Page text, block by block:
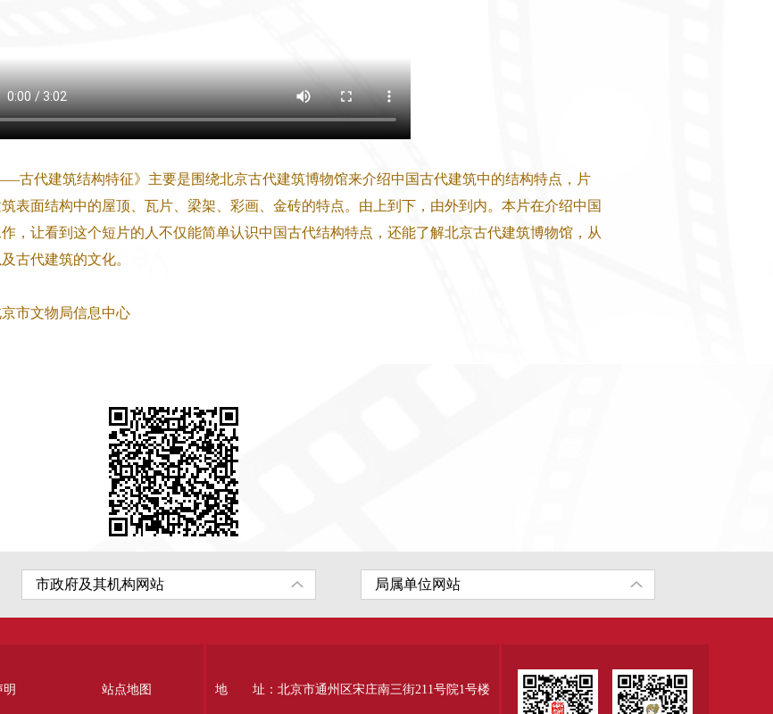
代建筑结构特征》主要是围绕北京古代建筑博物馆来介绍中国古代建筑中的结构特点，片
表面结构中的屋顶、瓦片、梁架、彩画、金砖的特点。由上到下，由外到内。本片在介绍中国
，让看到这个短片的人不仅能简单认识中国古代结构特点，还能了解北京古代建筑博物馆，从
古代建筑的文化。
市文物局信息中心
明 站点地图 地 址：北京市通州区宋庄南三街211号院1号楼